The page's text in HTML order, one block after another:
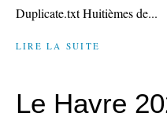
Duplicate.txt Huitièmes de...
LIRE LA SUITE
Le Havre